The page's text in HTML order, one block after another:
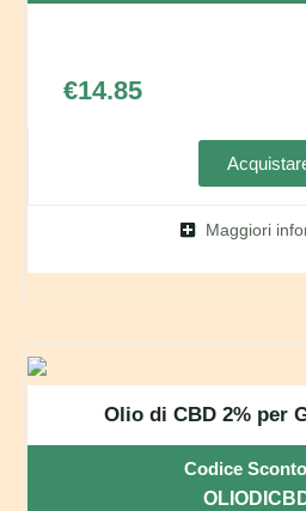
€14.85
Maggiori
Olio di CBD 2% per
Codice